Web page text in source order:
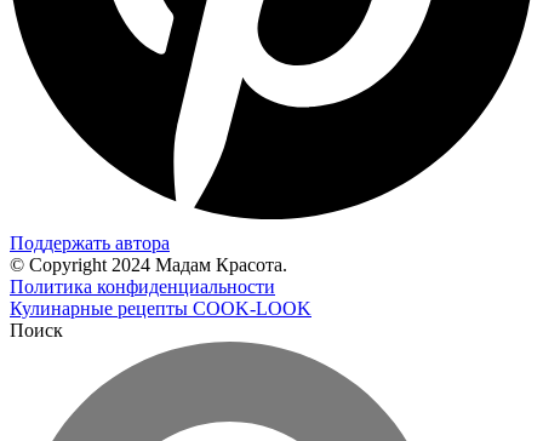
Поддержать автора
© Copyright 2024 Мадам Красота.
Политика конфиденциальности
Кулинарные рецепты COOK-LOOK
Поиск